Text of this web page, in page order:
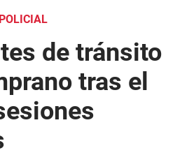
de tránsito
tras el